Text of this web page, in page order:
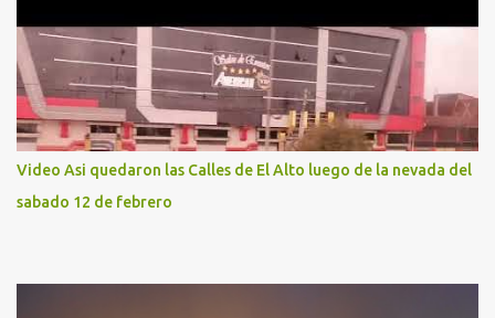
Video Asi quedaron las Calles de El Alto luego de la nevada del
sabado 12 de febrero